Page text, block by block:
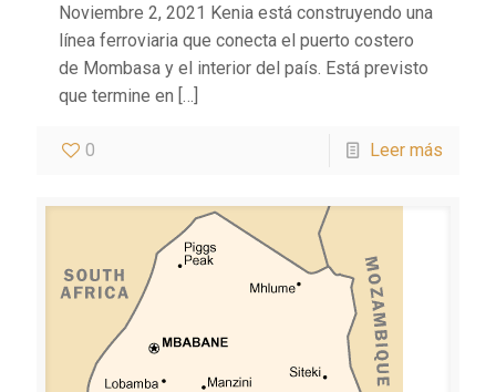
Noviembre 2, 2021 Kenia está construyendo una
línea ferroviaria que conecta el puerto costero
de Mombasa y el interior del país. Está previsto
que termine en […]
0 Leer más